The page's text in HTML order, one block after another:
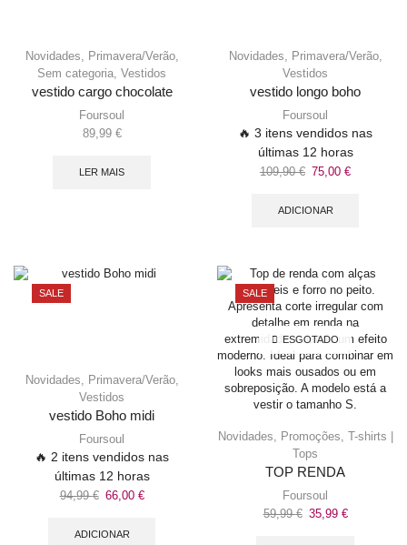
Novidades, Primavera/Verão,
Sem categoria, Vestidos
vestido cargo chocolate
Foursoul
89,99 €
LER MAIS
Novidades, Primavera/Verão,
Vestidos
vestido longo boho
Foursoul
🔥 3 itens vendidos nas
últimas 12 horas
109,90€ 75,00 €
ADICIONAR
SALE
Novidades Primavera/Verão,
Vestidos
vestido Boho midi
Foursoul
🔥 2 itens vendidos nas
últimas 12 horas
94,99€ 66,00 €
ADICIONAR
SALE
ESGOTADO
Novidades Promoções T-shirts |
Tops
TOP RENDA
Foursoul
59,99€ 35,99 €